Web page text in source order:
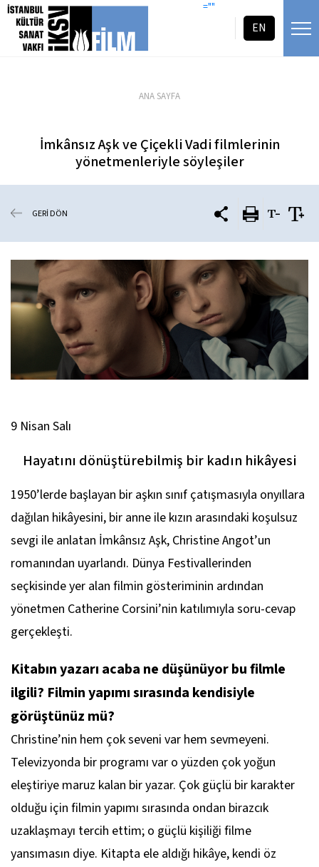
icerigi atla =""
EN
ANA SAYFA
İmkânsız Aşk ve Çiçekli Vadi filmlerinin
yönetmenleriyle söyleşiler
GERİ DÖN
9 Nisan Salı
Hayatını dönüştürebilmiş bir kadın hikâyesi
1950’lerde başlayan bir aşkın sınıf çatışmasıyla onyıllara
dağılan hikâyesini, bir anne ile kızın arasındaki koşulsuz
sevgi ile anlatan İmkânsız Aşk, Christine Angot’un
romanından uyarlandı. Dünya Festivallerinden
seçkisinde yer alan filmin gösteriminin ardından
yönetmen Catherine Corsini’nin katılımıyla soru-cevap
gerçekleşti.
Kitabın yazarı acaba ne düşünüyor bu filmle
ilgili? Filmin yapımı sırasında kendisiyle
görüştünüz mü?
Christine’nin hem çok seveni var hem sevmeyeni.
Televizyonda bir programı var o yüzden çok yoğun
eleştiriye maruz kalan bir yazar. Çok güçlü bir karakter
olduğu için filmin yapımı sırasında ondan birazcık
uzaklaşmayı tercih ettim; o güçlü kişiliği filme
yansımasın diye. Kitapta ele aldığı hikâye, kendi öz